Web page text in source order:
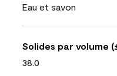
Eau et savon
Solides par volume
38.0